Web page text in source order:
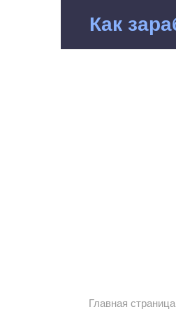
Как
Главная страница